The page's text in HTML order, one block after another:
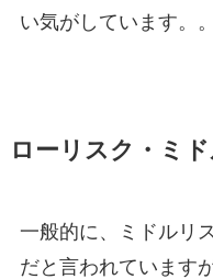
い気がしています。。
ローリスク・ミ
一般的に、ミドルリ
だと言われています